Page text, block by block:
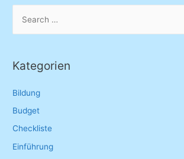
r
h
f
o
Kategorien
Bildung
Budget
Checkliste
Einführung